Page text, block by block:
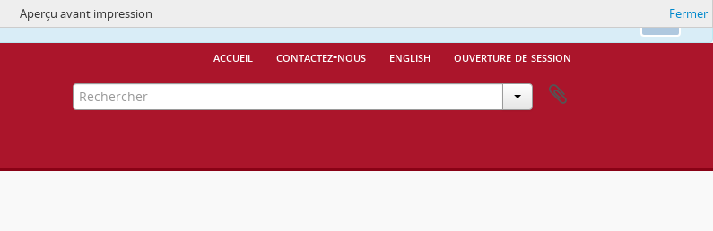
Ce site utilise des cookiesMore Info.
accueil contactez-nous english ouverture de session
Aperçu avant impression Fermer